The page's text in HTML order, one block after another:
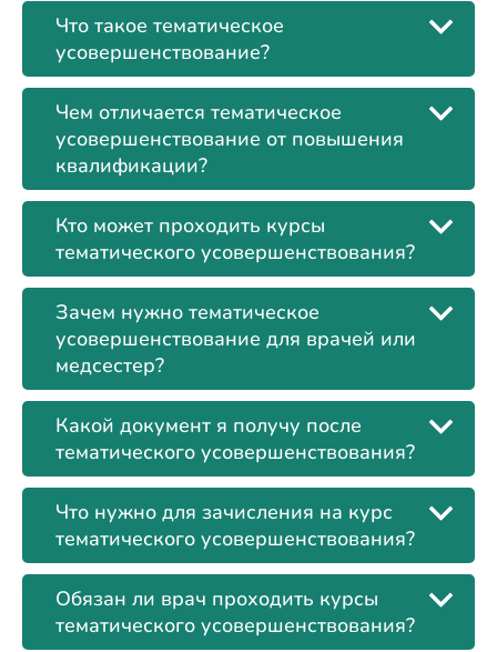
Что такое тематическое
усовершенствование?
Чем отличается тематическое
усовершенствование от повышения
квалификации?
Кто может проходить курсы
тематического усовершенствования?
Зачем нужно тематическое
усовершенствование для врачей или
медсестер?
Какой документ я получу после
тематического усовершенствования?
Что нужно для зачисления на курс
тематического усовершенствования?
Обязан ли врач проходить курсы
тематического усовершенствования?